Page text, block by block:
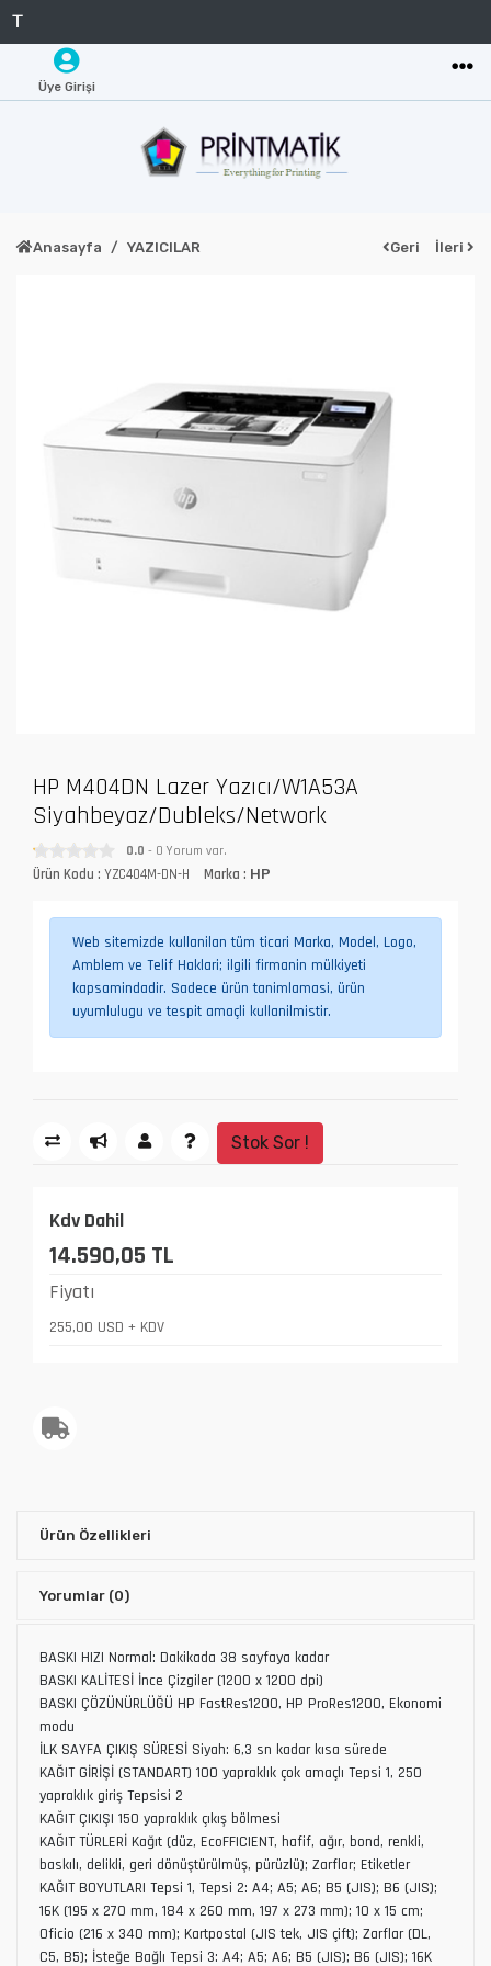
Üye Girişi
Anasayfa YAZICILAR Geri İleri
HP M404DN Lazer Yazıcı/W1A53A
Siyahbeyaz/Dubleks/Network
0.0 - 0 Yorum var.
Ürün Kodu : YZC404M-DN-H Marka : HP
Web sitemizde kullanilan tüm ticari Marka, Model, Logo,
Amblem ve Telif Haklari; ilgili firmanin mülkiyeti
kapsamindadir. Sadece ürün tanimlamasi, ürün
uyumlulugu ve tespit amaçli kullanilmistir.
Stok Sor !
Kdv Dahil
14.590,05 TL
Fiyatı
255,00 USD + KDV
Ürün Özellikleri
Yorumlar (0)
BASKI HIZI Normal: Dakikada 38 sayfaya kadar
BASKI KALİTESİ İnce Çizgiler (1200 x 1200 dpi)
BASKI ÇÖZÜNÜRLÜĞÜ HP FastRes1200, HP ProRes1200, Ekonomi
modu
İLK SAYFA ÇIKIŞ SÜRESİ Siyah: 6,3 sn kadar kısa sürede
KAĞIT GİRİŞİ (STANDART) 100 yapraklık çok amaçlı Tepsi 1, 250
yapraklık giriş Tepsisi 2
KAĞIT ÇIKIŞI 150 yapraklık çıkış bölmesi
KAĞIT TÜRLERİ Kağıt (düz, EcoFFICIENT, hafif, ağır, bond, renkli,
baskılı, delikli, geri dönüştürülmüş, pürüzlü); Zarflar; Etiketler
KAĞIT BOYUTLARI Tepsi 1, Tepsi 2: A4; A5; A6; B5 (JIS); B6 (JIS);
16K (195 x 270 mm, 184 x 260 mm, 197 x 273 mm); 10 x 15 cm;
Oficio (216 x 340 mm); Kartpostal (JIS tek, JIS çift); Zarflar (DL,
C5, B5); İsteğe Bağlı Tepsi 3: A4; A5; A6; B5 (JIS); B6 (JIS); 16K